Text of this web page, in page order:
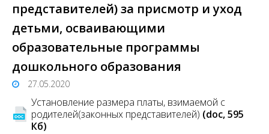
представителей) за присмотр и уход
детьми, осваивающими
образовательные программы
дошкольного образования
27.05.2020
Установление размера платы, взимаемой с
родителей(законных представителей) (doc, 595
Кб)